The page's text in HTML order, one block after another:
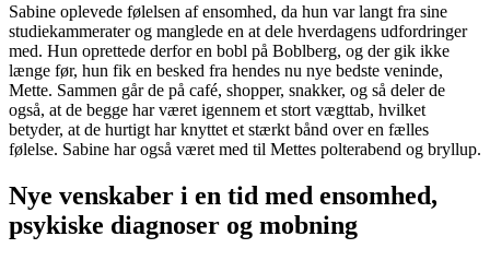
Sabine oplevede følelsen af ensomhed, da hun var langt fra sine
studiekammerater og manglede en at dele hverdagens udfordringer
med. Hun oprettede derfor en bobl på Boblberg, og der gik ikke
længe før, hun fik en besked fra hendes nu nye bedste veninde,
Mette. Sammen går de på café, shopper, snakker, og så deler de
også, at de begge har været igennem et stort vægttab, hvilket
betyder, at de hurtigt har knyttet et stærkt bånd over en fælles
følelse. Sabine har også været med til Mettes polterabend og bryllup.
Nye venskaber i en tid med ensomhed,
psykiske diagnoser og mobning